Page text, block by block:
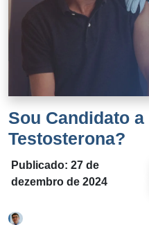
Sou Candidato
Testosterona?
Publicado: 27 de
dezembro de 2024